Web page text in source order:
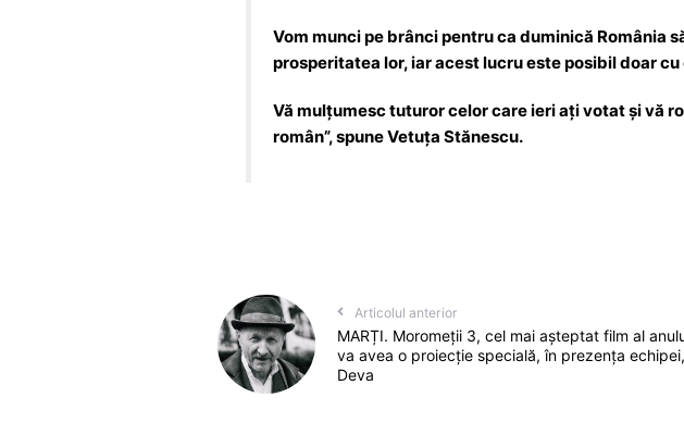
Vom munci pe brânci pentru ca duminică România
prosperitatea lor, iar acest lucru este posibil doar
Vă mulțumesc tuturor celor care ieri ați votat și vă
român”, spune Vetuța Stănescu.
Articolul anterior
MARȚI. Moromeții 3, cel mai așteptat film al
va avea o proiecție specială, în prezența
Deva